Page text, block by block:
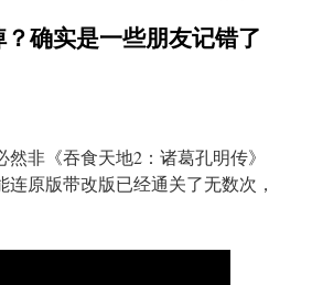
确实是一些朋友记错了
非《吞食天地2：诸葛孔明传》
原版带改版已经通关了无数次，